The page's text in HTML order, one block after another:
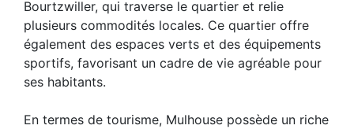
Bourtzwiller, qui traverse le quartier et relie
plusieurs commodités locales. Ce quartier offre
également des espaces verts et des équipements
sportifs, favorisant un cadre de vie agréable pour
ses habitants.
En termes de tourisme, Mulhouse possède un riche